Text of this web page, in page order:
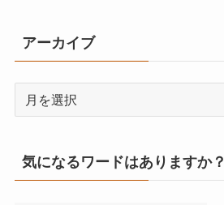
アーカイブ
イ
ブ
気になるワードはありますか？